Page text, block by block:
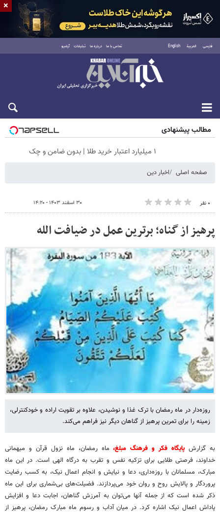
فارسی العربية English تماس با ما درباره ما تبلیغات آرشیو
جمعه ۱۶ مرداد ۱۴۰۵
مطالب پیشنهادی
۱ میلیارد اعتبار خرید طلا | بدون ضامن و چک
صفحه اصلی اخبار دین
۰ نفر ۳۰ اسفند ۱۴۰۳ - ۱۴:۲۰
پرهیز از گناه؛ برترین عمل در ضیافت الله
روزه‌دار در ماه رمضان با ترک غذا و نوشیدن، علاوه بر تقویت اراده و خودکنترلی،
زمینه را برای تمرین پرهیز از گناهان دیگر نیز فراهم می‌کند.
به گزارش پایگاه فکر و فرهنگ مبلغ،ماه رمضان، ماه نزول قرآن و میهمانی
خداوند، فرصتی طلایی برای تزکیه نفس و تقرب به درگاه الهی است. در این ماه
مبارک، مسلمانان با روزه‌داری، دعا و نیایش و انجام اعمال نیک، به کسب رضایت
پروردگار و پالایش روح و روان خود می‌پردازند. فضیلت‌های بی‌شماری برای این ماه
ذکر شده است که از جمله آنها می‌توان به آمرزش گناهان، اجابت دعا و افزایش
پاداش اعمال نیک اشاره کرد. در میان آداب و رسوم ماه مبارک رمضان، پرهیز از
×